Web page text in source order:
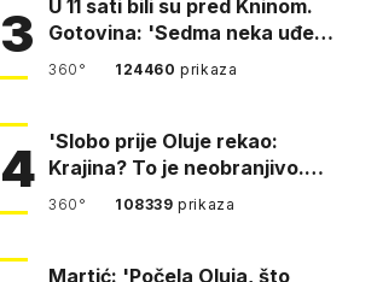
3
U 11 sati bili su pred Kninom.
Gotovina: 'Sedma neka uđe,
4. gardijska neka g…
360° 124460prikaza
4
'Slobo prije Oluje rekao:
Krajina? To je neobranjivo.
Tuđmana zvao Krivousti'
360° 108339prikaza
Martić: 'Počela Oluja, što